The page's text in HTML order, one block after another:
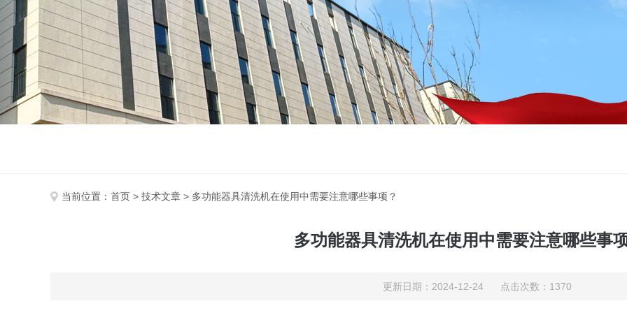
当前位置： 首页 > 技术文章 > 多功能器具清洗机在使用中需要注意哪些事项？
多功能器具清洗机在使用中需要注意哪些事
更新日期：2024-12-24 点击次数：1370